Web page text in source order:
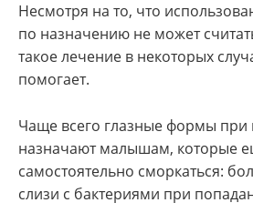
Несмотря на то, что
по назначению не может
такое лечение в некоторых
помогает.
Чаще всего глазные формы при
назначают малышам, которые
самостоятельно сморкаться:
слизи с бактериями при